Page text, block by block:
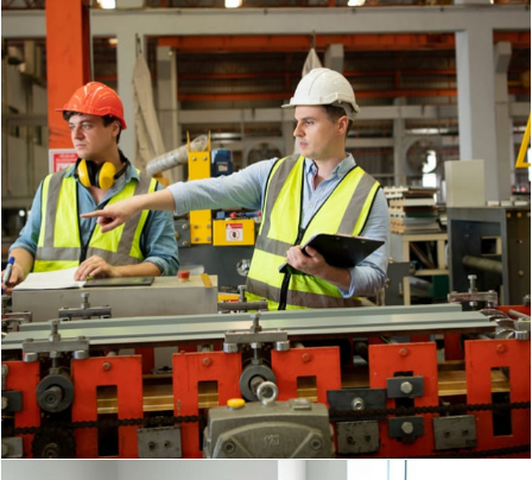
©
Поведінковий аудит: як змінити не
документи, а поведінку людей
Чому працівники порушують правила, навіть коли
добре знають їх? Чому на підприємстві є інструкції,
навчання, перевірки й сучасні засоби захисту, але т...
Докладніше